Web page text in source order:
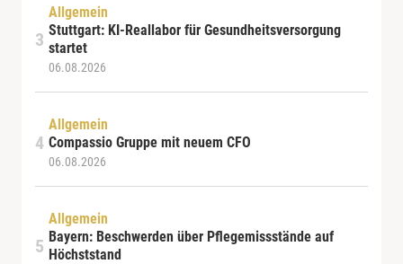
Allgemein
Stuttgart: KI-Reallabor für Gesundheitsversorgung
startet
06.08.2026
Allgemein
Compassio Gruppe mit neuem CFO
06.08.2026
Allgemein
Bayern: Beschwerden über Pflegemissstände auf
Höchststand